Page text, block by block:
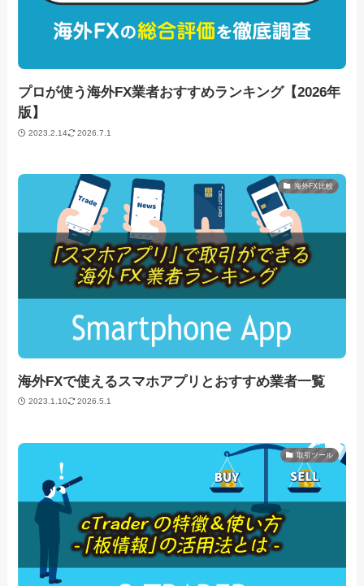
プロが使う海外FX業者おすすめランキング【2026年
版】
2023.2.14 2026.7.1
海外FX比較
海外FXで使えるスマホアプリとおすすめ業者一覧
2023.1.10 2026.5.1
取引ツール